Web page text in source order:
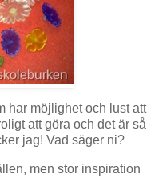
har möjlighet och lust att
att göra och det är så
jag! Vad säger ni?
men stor inspiration